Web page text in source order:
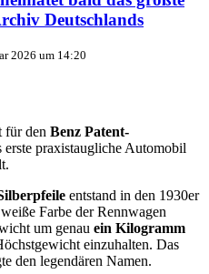
Deutschlands
2026 um 14:20
für den Benz Patent-
erste praxistaugliche Automobil
entstand in den 1930er
Farbe der Rennwagen
um genau ein Kilogramm
einzuhalten. Das
den legendären Namen.